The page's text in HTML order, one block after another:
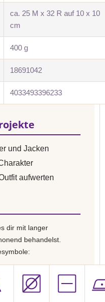
ca. 25 M x 32 R auf 10 x 10
cm
400 g
18691042
4033493396233
und Jacken
aufwerten
dir mit langer
behandelst.